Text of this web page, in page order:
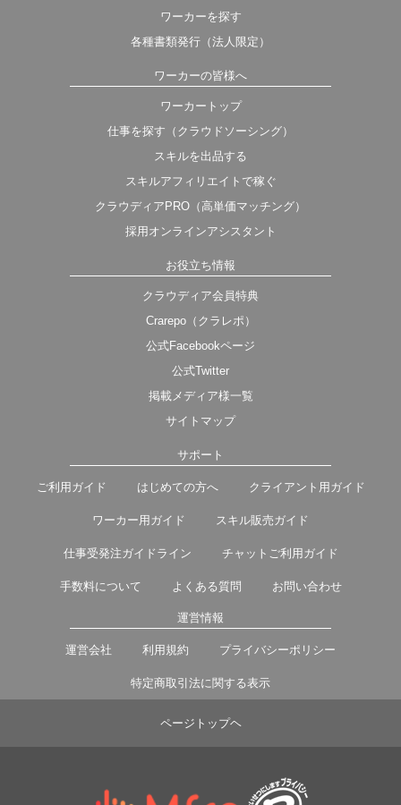
ワーカーを探す
各種書類発行（法人限定）
ワーカーの皆様へ
ワーカートップ
仕事を探す（クラウドソーシング）
スキルを出品する
スキルアフィリエイトで稼ぐ
クラウディアPRO（高単価マッチング）
採用オンラインアシスタント
お役立ち情報
クラウディア会員特典
Crarepo（クラレポ）
公式Facebookページ
公式Twitter
掲載メディア様一覧
サイトマップ
サポート
ご利用ガイド はじめての方へ クライアント用ガイド
ワーカー用ガイド スキル販売ガイド
仕事受発注ガイドライン チャットご利用ガイド
手数料について よくある質問 お問い合わせ
運営情報
運営会社 利用規約 プライバシーポリシー
特定商取引法に関する表示
ページトップヘ